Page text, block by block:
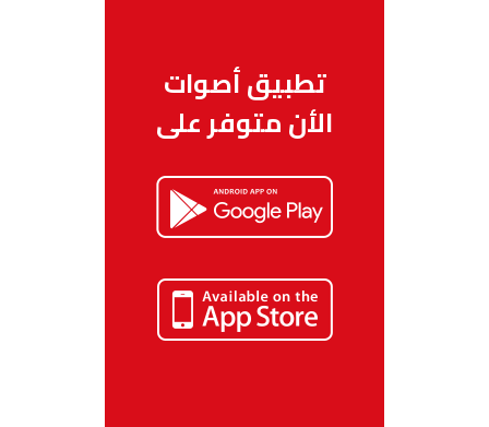
تطبيق أصوات
الأن متوفر على